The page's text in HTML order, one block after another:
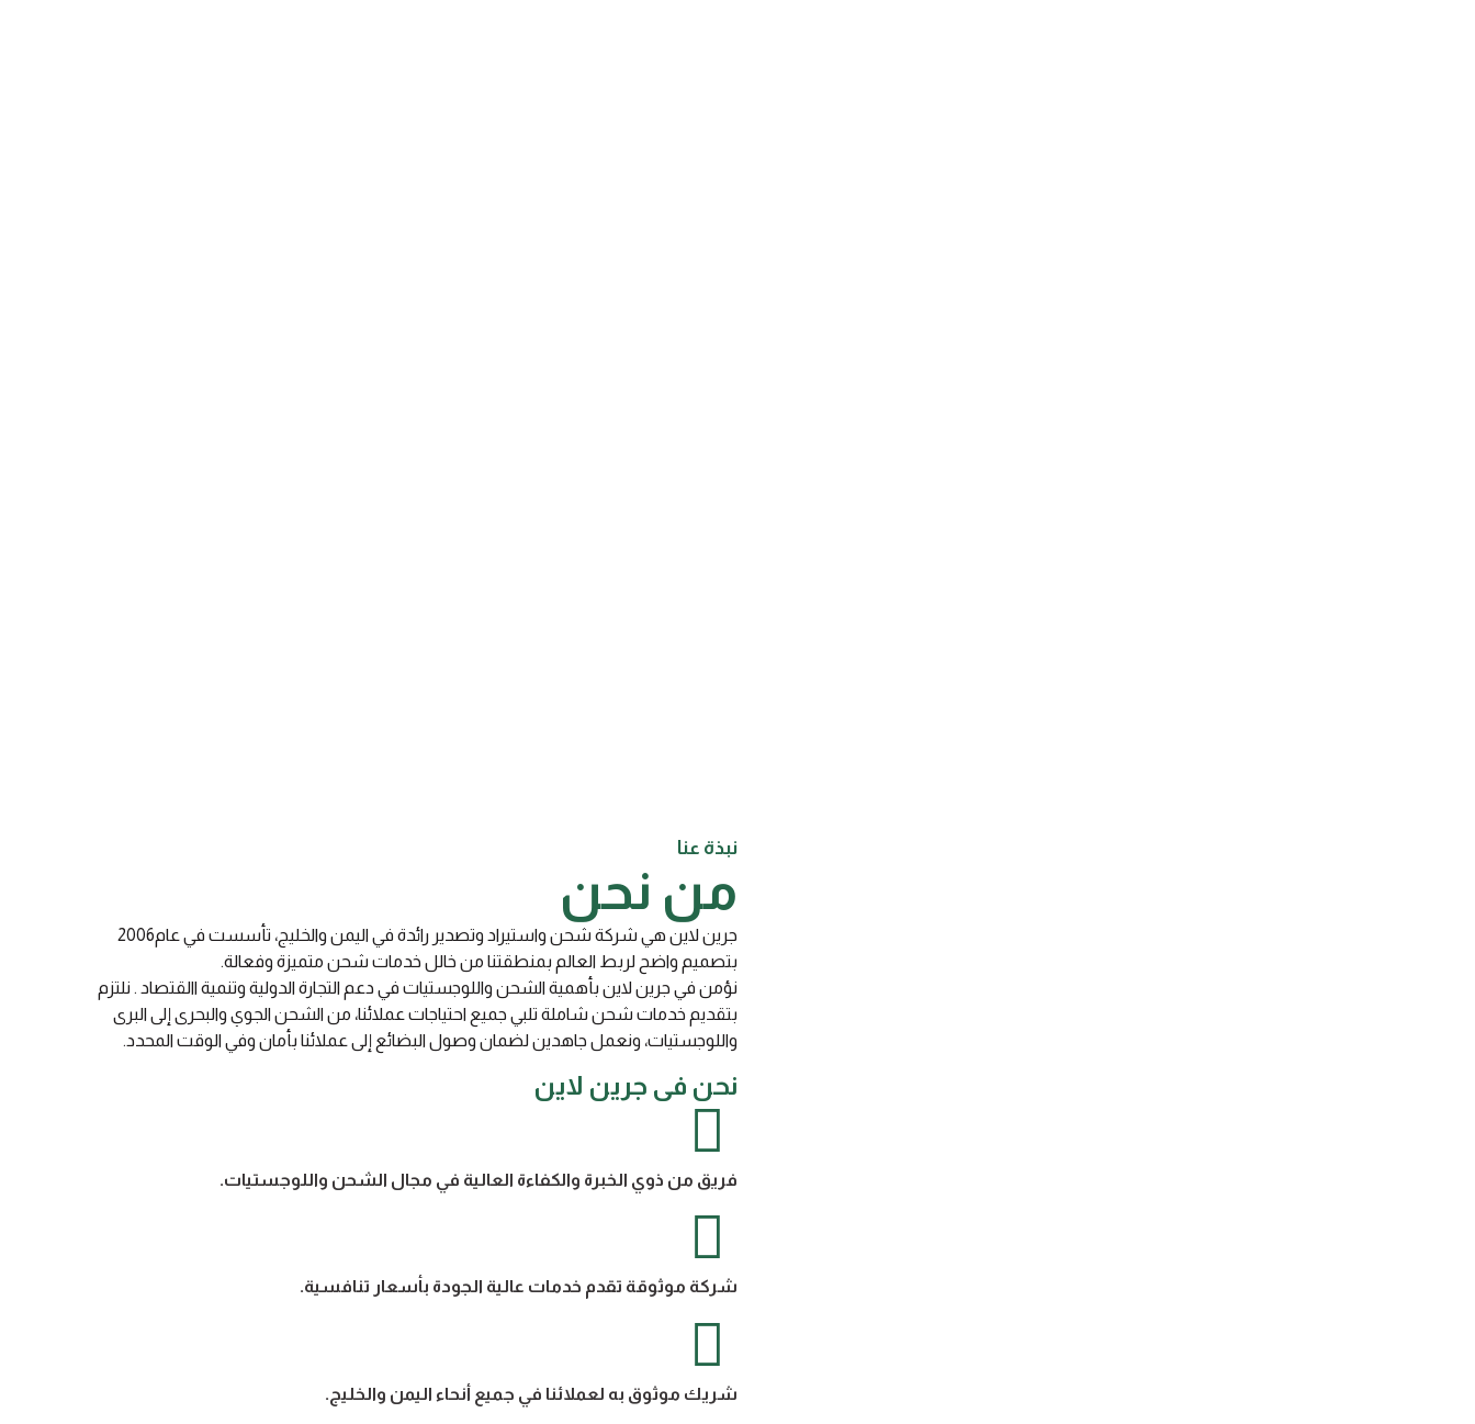
نبذة عنا
من نحن
بتصميم واضح لربط العالم بمنطقتنا من خالل خدمات شحن متميزة وفعالة.
نؤمن في جرين لاين بأهمية الشحن واللوجستيات في دعم التجارة الدولية وتنمية االقتصاد . نلتزم
بتقديم خدمات شحن شاملة تلبي جميع احتياجات عملائنا، من الشحن الجوي والبحرى إلى البرى
واللوجستيات، ونعمل جاهدين لضمان وصول البضائع إلى عملائنا بأمان وفي الوقت المحدد.
نحن فى جرين لاين
فريق من ذوي الخبرة والكفاءة العالية في مجال الشحن واللوجستيات.
شركة موثوقة تقدم خدمات عالية الجودة بأسعار تنافسية.
شريك موثوق به لعملائنا في جميع أنحاء اليمن والخليج.